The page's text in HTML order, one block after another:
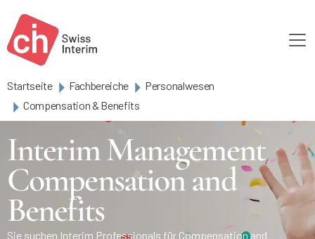
Startseite Fachbereiche
Personalwesen
Compensation & Benefits
Interim Management
Compensation and
Benefits
Sie suchen Interim Professionals für Compensation and